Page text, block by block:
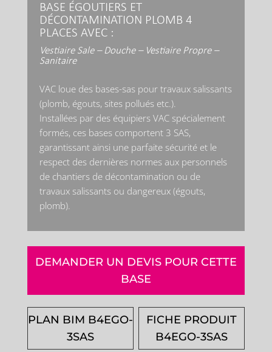
BASE ÉGOUTIERS ET
DÉCONTAMINATION PLOMB 4
PLACES AVEC :
Vestiaire Sale – Douche – Vestiaire Propre –
Sanitaire
VAC loue des bases-sas pour travaux salissants
(plomb, égouts, sites pollués etc.).
Installées par des équipiers VAC spécialement
formés, ces bases comportent 3 SAS,
garantissant ainsi une parfaite sécurité et le
respect des dernières normes aux personnels
de chantiers de décontamination ou de
travaux salissants ou dangereux (égouts,
plomb).
DEMANDER UN DEVIS POUR CETTE
BASE
FICHE PRODUIT
B4EGO-3SAS
PLAN BIM B4EGO-
3SAS